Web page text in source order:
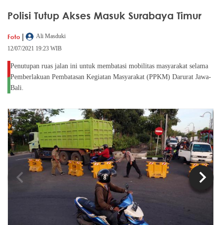
Polisi Tutup Akses Masuk Surabaya Timur
Foto |
Ali Masduki
12/07/2021 19:23 WIB
Penutupan ruas jalan ini untuk membatasi mobilitas masyarakat selama
Pemberlakuan Pembatasan Kegiatan Masyarakat (PPKM) Darurat Jawa-
Bali.
chevron_right
chevron_left